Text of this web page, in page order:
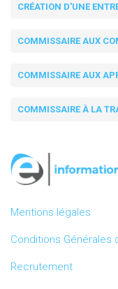
CRÉATION D'UNE
COMMISSAIRE AUX
COMMISSAIRE AUX
COMMISSAIRE À LA
Mentions légales
Conditions Générales
Recrutement